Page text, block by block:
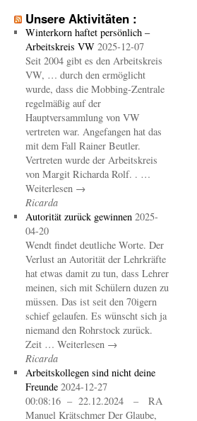
Unsere Aktivitäten :
Winterkorn haftet persönlich –
Arbeitskreis VW 2025-12-07
Seit 2004 gibt es den Arbeitskreis
VW, … durch den ermöglicht
wurde, dass die Mobbing-Zentrale
regelmäßig auf der
Hauptversammlung von VW
vertreten war. Angefangen hat das
mit dem Fall Rainer Beutler.
Vertreten wurde der Arbeitskreis
von Margit Richarda Rolf. . …
Weiterlesen →
Ricarda
Autorität zurück gewinnen 2025-
04-20
Wendt findet deutliche Worte. Der
Verlust an Autorität der Lehrkräfte
hat etwas damit zu tun, dass Lehrer
meinen, sich mit Schülern duzen zu
müssen. Das ist seit den 70igern
schief gelaufen. Es wünscht sich ja
niemand den Rohrstock zurück.
Zeit … Weiterlesen →
Ricarda
Arbeitskollegen sind nicht deine
Freunde 2024-12-27
00:08:16 – 22.12.2024 – RA
Manuel Krätschmer Der Glaube,